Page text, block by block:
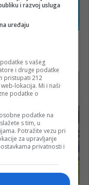
i razvoj usluga
uređaju
s vašeg
i druge podatke
pristupati 212
lokacija. Mi i naši
podatke o
podatke na
s tim, u
Potražite vezu pri
za upravljanje
privatnosti i